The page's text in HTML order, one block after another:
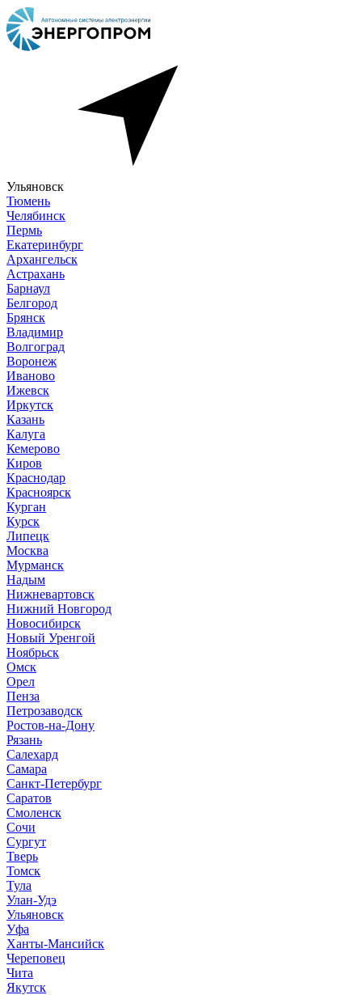
Ульяновск
Тюмень
Челябинск
Пермь
Екатеринбург
Архангельск
Астрахань
Барнаул
Белгород
Брянск
Владимир
Волгоград
Воронеж
Иваново
Ижевск
Иркутск
Казань
Калуга
Кемерово
Киров
Краснодар
Красноярск
Курган
Курск
Липецк
Москва
Мурманск
Надым
Нижневартовск
Нижний Новгород
Новосибирск
Новый Уренгой
Ноябрьск
Омск
Орел
Пенза
Петрозаводск
Ростов-на-Дону
Рязань
Салехард
Самара
Санкт-Петербург
Саратов
Смоленск
Сочи
Сургут
Тверь
Томск
Тула
Улан-Удэ
Ульяновск
Уфа
Ханты-Мансийск
Череповец
Чита
Якутск